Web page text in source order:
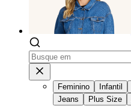
Feminino Infantil
Jeans
Plus Size